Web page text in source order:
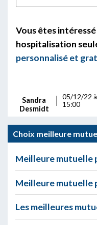
Vous êtes
hospitalisation
personnalisé et
Sandra
Desmidt
05/12/22 à
15:00
Choix meilleure
Meilleure mutuelle
Meilleure mutuelle
Les meilleures